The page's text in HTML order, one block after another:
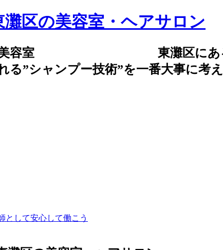
いい美容室 東灘区にある創
”シャンプー技術”を一番大事に考
として安心して働こう